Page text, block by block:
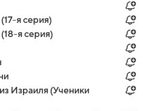
я серия)
я серия)
Израиля (Ученики